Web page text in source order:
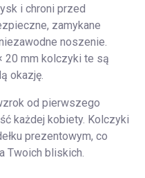
i chroni przed
zamykane
noszenie.
20 mm kolczyki te są
okazję.
od pierwszego
każdej kobiety. Kolczyki
prezentowym, co
Twoich bliskich.